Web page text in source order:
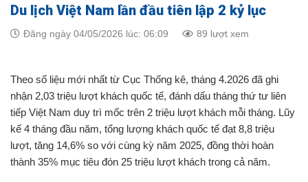
Du lịch Việt Nam lần đầu tiên lập 2 kỷ lục
Đăng ngày 04/05/2026 lúc: 06:09 89 lượt xem
Theo số liệu mới nhất từ Cục Thống kê, tháng 4.2026 đã ghi
nhận 2,03 triệu lượt khách quốc tế, đánh dấu tháng thứ tư liên
tiếp Việt Nam duy trì mốc trên 2 triệu lượt khách mỗi tháng. Lũy
kế 4 tháng đầu năm, tổng lượng khách quốc tế đạt 8,8 triệu
lượt, tăng 14,6% so với cùng kỳ năm 2025, đồng thời hoàn
thành 35% mục tiêu đón 25 triệu lượt khách trong cả năm.